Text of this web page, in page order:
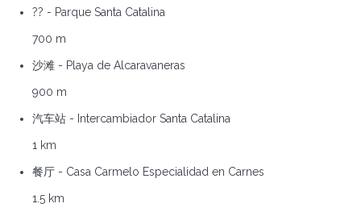
?? - Parque Santa Catalina
700 m
沙滩 - Playa de Alcaravaneras
900 m
汽车站 - Intercambiador Santa Catalina
1 km
餐厅 - Casa Carmelo Especialidad en Carnes
1.5 km